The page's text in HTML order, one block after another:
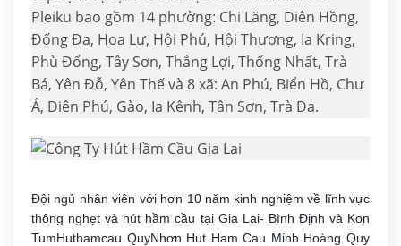
Pleiku bao gồm 14 phường: Chi Lăng, Diên Hồng,
Đống Đa, Hoa Lư, Hội Phú, Hội Thương, Ia Kring,
Phù Đổng, Tây Sơn, Thắng Lợi, Thống Nhất, Trà
Bá, Yên Đỗ, Yên Thế và 8 xã: An Phú, Biển Hồ, Chư
Á, Diên Phú, Gào, Ia Kênh, Tân Sơn, Trà Đa.
Đội ngủ nhân viên với hơn 10 năm kinh nghiệm về lĩnh vực
thông nghẹt và hút hầm cầu tại Gia Lai- Bình Định và Kon
TumHuthamcau QuyNhơn Hut Ham Cau Minh Hoàng Quy